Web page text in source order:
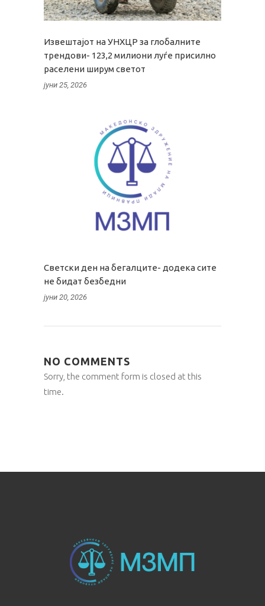
Извештајот на УНХЦР за глобалните
трендови- 123,2 милиони луѓе присилно
раселени ширум светот
јуни 25, 2026
Светски ден на бегалците- додека сите
не бидат безбедни
јуни 20, 2026
NO COMMENTS
Sorry, the comment form is closed at this
time.